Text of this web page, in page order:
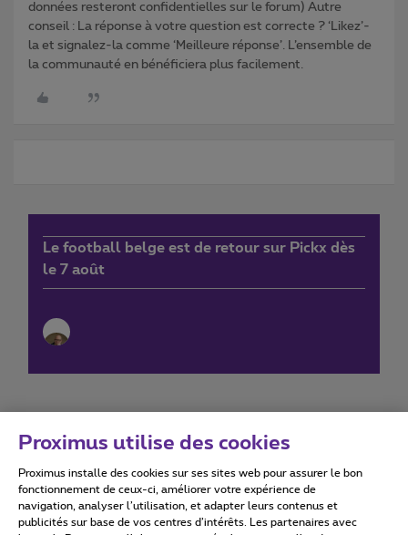
données resteront confidentielles sur le forum) Autre
conseil : La réponse à votre question est correcte ? ‘Likez’-
la et signalez-la comme ‘Meilleure réponse’. L’ensemble de
la communauté en bénéficiera plus facilement.
Le football belge est de retour sur Pickx dès
le 7 août
Conditions d'utilisation Accessibility statement
Proximus utilise des cookies
Proximus installe des cookies sur ses sites web pour assurer le bon
fonctionnement de ceux-ci, améliorer votre expérience de
navigation, analyser l’utilisation, et adapter leurs contenus et
publicités sur base de vos centres d’intérêts. Les partenaires avec